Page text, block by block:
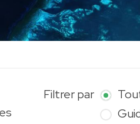
Filtrer par